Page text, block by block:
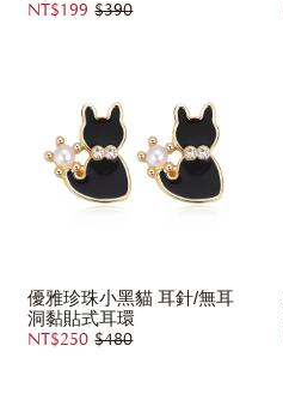
NT$199 $390
優雅珍珠小黑貓 耳針/無耳
洞黏貼式耳環
NT$250 $480